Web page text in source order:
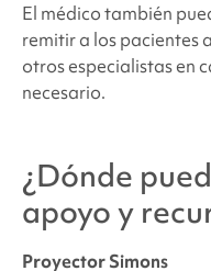
El médico también
remitir a los pacientes a
otros especialistas en
necesario.
¿Dónde
apoyo y
Proyector Simons